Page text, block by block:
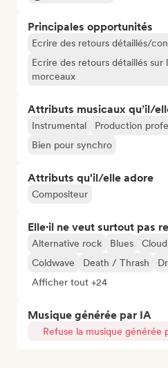
Principales opportunités
Ecrire des retours détaillés/
Ecrire des retours détaillés sur
morceaux
Attributs musicaux qu’il/
Instrumental
Production
Bien pour synchro
Attributs qu'il/elle adore
Compositeur
Elle·il ne veut surtout pas
Alternative rock Blues
Coldwave
Death / Thrash
Afficher tout +24
Musique générée par IA
Refuse la musique générée